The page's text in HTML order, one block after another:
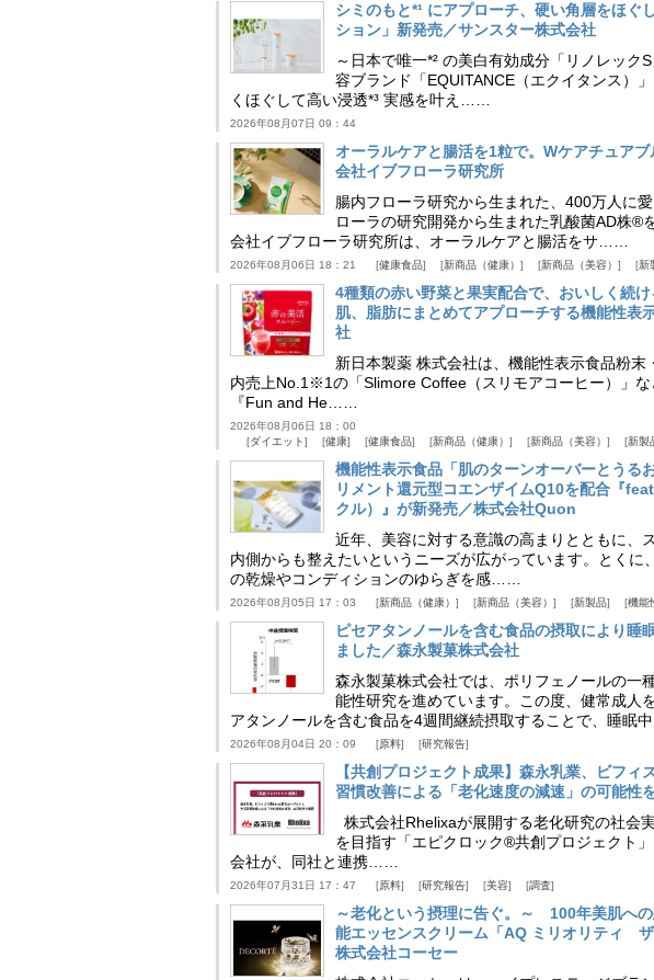
シミのもと*¹ にアプローチ、硬い角層をほぐ
ション」新発売／サンスター株式会社
～日本で唯一*² の美白有効成分「リノレック
容ブランド「EQUITANCE（エクイタンス）
くほぐして高い浸透*³ 実感を叶え……
2026年08月07日 09：44
オーラルケアと腸活を1粒で。Wケアチュア
会社イブフローラ研究所
腸内フローラ研究から生まれた、400万人に
ローラの研究開発から生まれた乳酸菌AD株®
会社イブフローラ研究所は、オーラルケアと腸活をサ……
2026年08月06日 18：21 健康食品 新商品（健康） 新商品（美容） 新
4種類の赤い野菜と果実配合で、おいしく続け
肌、脂肪にまとめてアプローチする機能性表
社
新日本製薬 株式会社は、機能性表示食品粉
内売上No.1※1の「Slimore Coffee（スリモアコーヒー）」
『Fun and He……
2026年08月06日 18：00
ダイエット
健康 健康食品 新商品（健康） 新商品（美容） 新製
機能性表示食品「肌のターンオーバーとうる
リメント還元型コエンザイムQ10を配合『
クル）』が新発売／株式会社Quon
近年、美容に対する意識の高まりとともに、
内側からも整えたいというニーズが広がっています。とくに
の乾燥やコンディションのゆらぎを感……
2026年08月05日 17：03 新商品（健康） 新商品（美容） 新製品 機能
ピセアタンノールを含む食品の摂取により睡
ました／森永製菓株式会社
森永製菓株式会社では、ポリフェノールの一
能性研究を進めています。この度、健常成人
アタンノールを含む食品を4週間継続摂取することで、睡眠
2026年08月04日 20：09 原料 研究報告
【共創プロジェクト成果】森永乳業、ビフ
習慣改善による「老化速度の減速」の可能性
株式会社Rhelixaが展開する老化研究の社会
を目指す「エピクロック®共創プロジェクト
会社が、同社と連携……
2026年07月31日 17：47 原料 研究報告 美容 調査
～老化という摂理に告ぐ。～ 100年美肌へ
能エッセンスクリーム「AQ ミリオリティ
株式会社コーセー